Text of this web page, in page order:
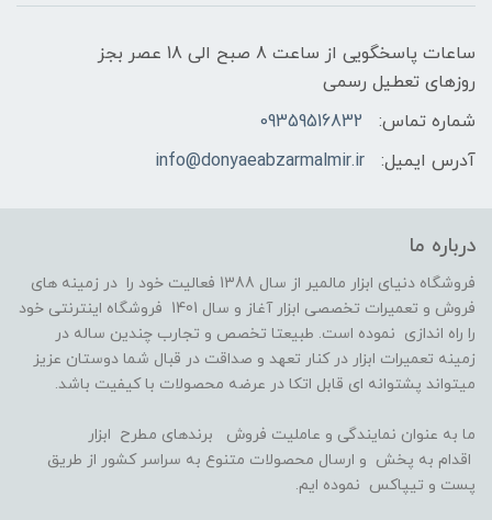
ساعات پاسخگویی از ساعت 8 صبح الی 18 عصر بجز
روزهای تعطیل رسمی
شماره تماس:
09359516832
آدرس ایمیل:
info@donyaeabzarmalmir.ir
درباره ما
فروشگاه دنیای ابزار مالمیر از سال 1388 فعالیت خود را در زمینه های
فروش و تعمیرات تخصصی ابزار آغاز و سال 1401 فروشگاه اینترنتی خود
را راه اندازی نموده است. طبیعتا تخصص و تجارب چندین ساله در
زمینه تعمیرات ابزار در کنار تعهد و صداقت در قبال شما دوستان عزیز
میتواند پشتوانه ای قابل اتکا در عرضه محصولات با کیفیت باشد.
ما به عنوان نمایندگی و عاملیت فروش برندهای مطرح ابزار
اقدام به پخش و ارسال محصولات متنوع به سراسر کشور از طریق
پست و تیپاکس نموده ایم.